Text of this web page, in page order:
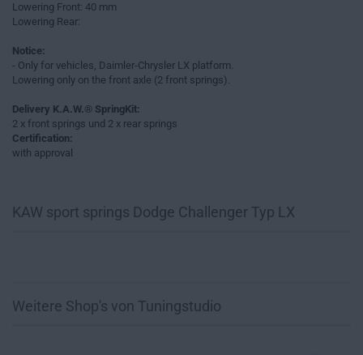
Lowering Front: 40 mm
Lowering Rear:
Notice:
- Only for vehicles, Daimler-Chrysler LX platform.
Lowering only on the front axle (2 front springs).
Delivery K.A.W.® SpringKit:
2 x front springs und 2 x rear springs
Certification:
with approval
KAW sport springs Dodge Challenger Typ LX
Weitere Shop's von Tuningstudio